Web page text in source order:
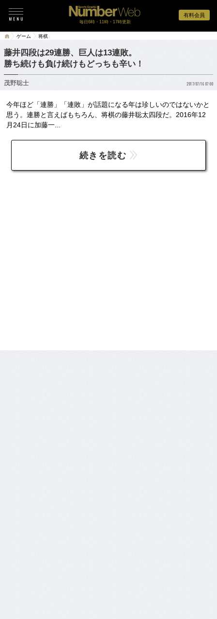
有料会員
毎日6時・11時・17時更新
ゲーム 将棋
藤井四段は29連勝、巨人は13連敗。
勝ち続けも負け続けもどっちも辛い！
茂野聡士 2017/07/16 07:00
今年ほど「連勝」「連敗」が話題になる年は珍しいのではないかと
思う。連勝と言えばもちろん、将棋の藤井聡太四段だ。2016年12
月24日に加藤一...
続きを読む